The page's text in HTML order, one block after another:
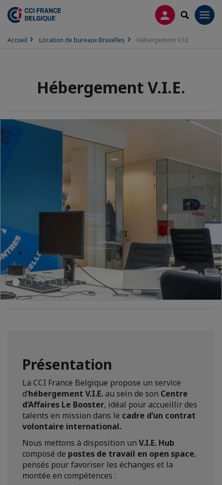
CONNEXION
Accueil Location de bureaux Bruxelles Hébergement V.I.E.
Hébergement V.I.E.
Présentation
La CCI France Belgique propose un service
d’hébergement V.I.E.au sein de son Centre
d’Affaires Le Booster, idéal pour accueillir des
talents en mission dans le cadre d’un contrat
volontaire international.
Nous mettons à disposition un V.I.E. Hub
composé de postes de travail en open space,
pensés pour favoriser les échanges et la
montée en compétences :